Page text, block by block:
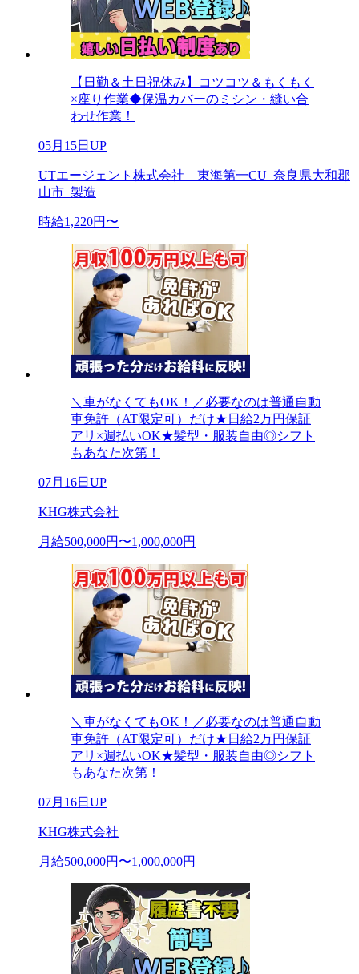
【日勤＆土日祝休み】コツコツ＆もくもく
×座り作業◆保温カバーのミシン・縫い合
わせ作業！
05月15日UP
UTエージェント株式会社 東海第一CU_奈良県大和郡
山市_製造
時給1,220円〜
＼車がなくてもOK！／必要なのは普通自動
車免許（AT限定可）だけ★日給2万円保証
アリ×週払いOK★髪型・服装自由◎シフト
もあなた次第！
07月16日UP
KHG株式会社
月給500,000円〜1,000,000円
＼車がなくてもOK！／必要なのは普通自動
車免許（AT限定可）だけ★日給2万円保証
アリ×週払いOK★髪型・服装自由◎シフト
もあなた次第！
07月16日UP
KHG株式会社
月給500,000円〜1,000,000円